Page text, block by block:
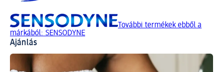
További termékek ebből a
márkából: SENSODYNE
Ajánlás